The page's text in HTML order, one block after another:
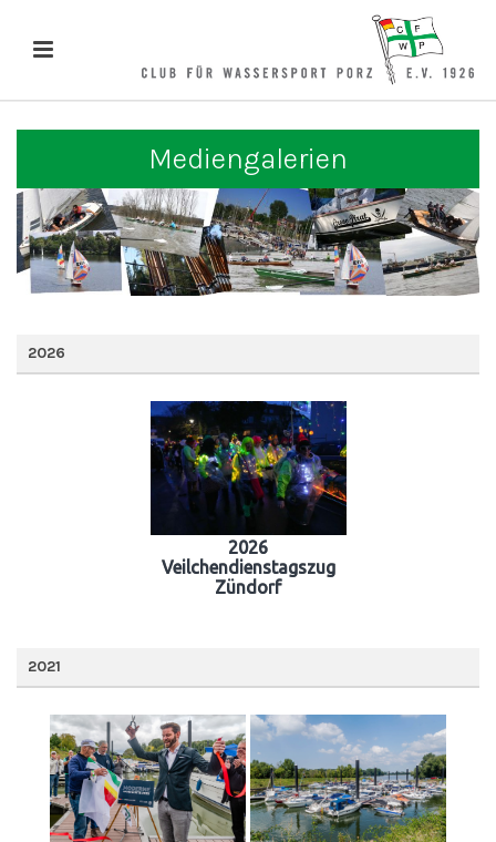
Mediengalerien
2026
2026
Veilchendienstagszug
Zündorf
2021